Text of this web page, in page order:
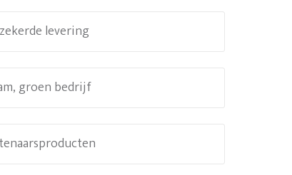
levering
groen bedrijf